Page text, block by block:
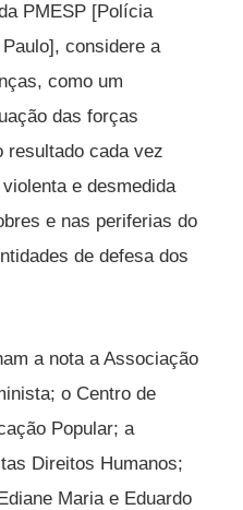
PMESP [Polícia
considere a
como um
das forças
resultado cada vez
e desmedida
e nas periferias do
de defesa dos
a nota a Associação
o Centro de
Popular; a
Direitos Humanos;
Maria e Eduardo